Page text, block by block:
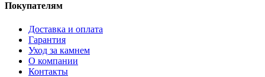
Покупателям
Доставка и оплата
Гарантия
Уход за камнем
О компании
Контакты